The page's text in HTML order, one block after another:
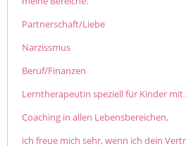
Partnerschaft/Liebe
Narzissmus
Beruf/Finanzen
Lerntherapeutin speziell für Kinder
Coaching in allen Lebensbereichen,
ich freue mich sehr, wenn ich dein